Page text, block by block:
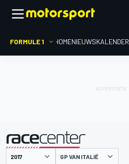
FORMULE 1 HOMENIEUWSKALENDER
gepresenteerd door GP VAN ITALIË